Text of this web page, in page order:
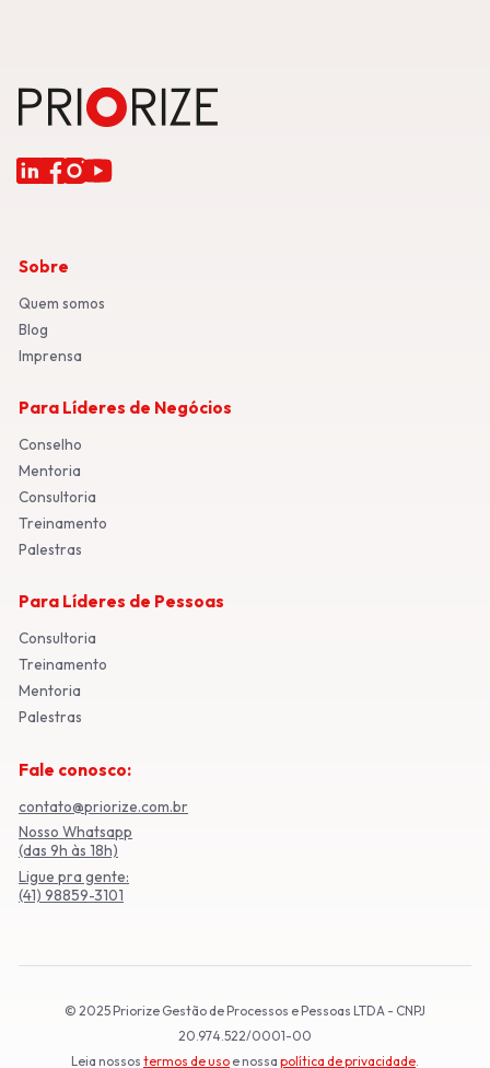
Sobre
Quem somos
Blog
Imprensa
Para Líderes de Negócios
Conselho
Mentoria
Consultoria
Treinamento
Palestras
Para Líderes de Pessoas
Consultoria
Treinamento
Mentoria
Palestras
Fale conosco:
contato@priorize.com.br
Nosso Whatsapp
(das 9h às 18h)
Ligue pra gente:
(41) 98859-3101
© 2025 Priorize Gestão de Processos e Pessoas LTDA - CNPJ
20.974.522/0001-00
Leia nossos termos de uso e nossa política de privacidade.